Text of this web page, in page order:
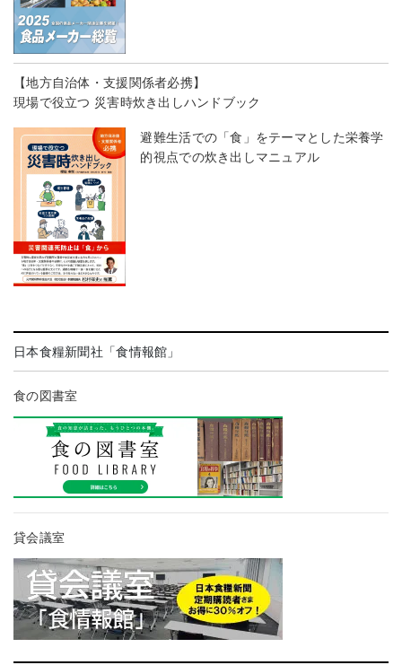
【地方自治体・支援関係者必携】
現場で役立つ 災害時炊き出しハンドブック
避難生活での「食」をテーマとした栄養学
的視点での炊き出しマニュアル
日本食糧新聞社「食情報館」
食の図書室
貸会議室